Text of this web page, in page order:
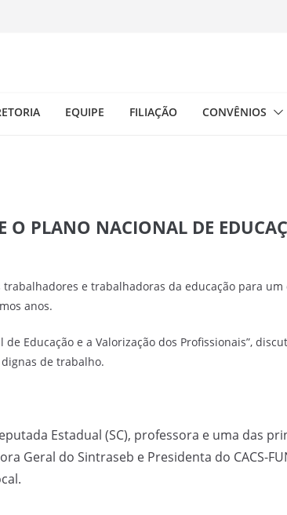
EQUIPE FILIAÇÃO CONVÊNIOS
O PLANO NACIONAL DE
trabalhadores e trabalhadoras da educação para
anos.
de Educação e a Valorização dos Profissionais”,
de trabalho.
Estadual (SC), professora e uma das
Geral do Sintraseb e Presidenta do CACS-